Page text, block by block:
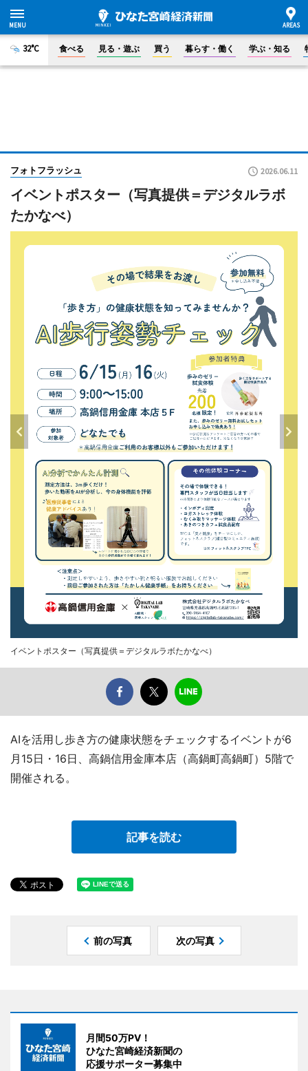
32°C 食べる 見る・遊ぶ 買う 暮らす・働く 学ぶ・知る
フォトフラッシュ 2026.06.11
イベントポスター（写真提供＝デジタルラボ
たかなべ）
イベントポスター（写真提供＝デジタルラボたかなべ）
AIを活用し歩き方の健康状態をチェックするイベントが6
月15日・16日、高鍋信用金庫本店（高鍋町高鍋町）5階で
開催される。
記事を読む
前の写真 次の写真
月間50万PV！
ひなた宮崎経済新聞の
応援サポーター募集中